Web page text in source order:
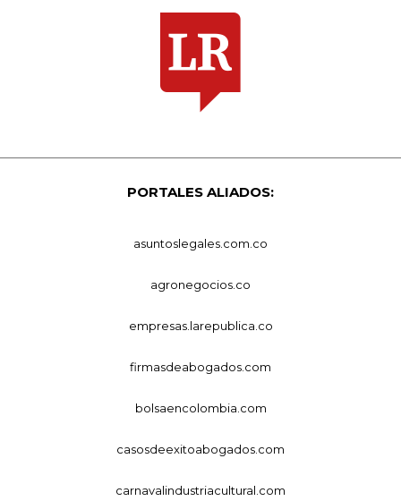
PORTALES ALIADOS:
asuntoslegales.com.co
agronegocios.co
empresas.larepublica.co
firmasdeabogados.com
bolsaencolombia.com
casosdeexitoabogados.com
carnavalindustriacultural.com